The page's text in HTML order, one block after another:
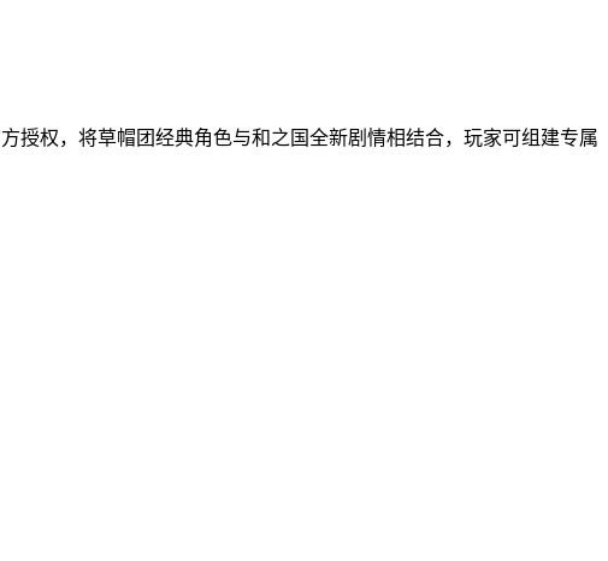
授权，将草帽团经典角色与和之国全新剧情相结合，玩家可组建专属